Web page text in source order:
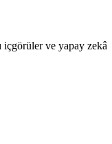
içgörüler ve yapay zekâ